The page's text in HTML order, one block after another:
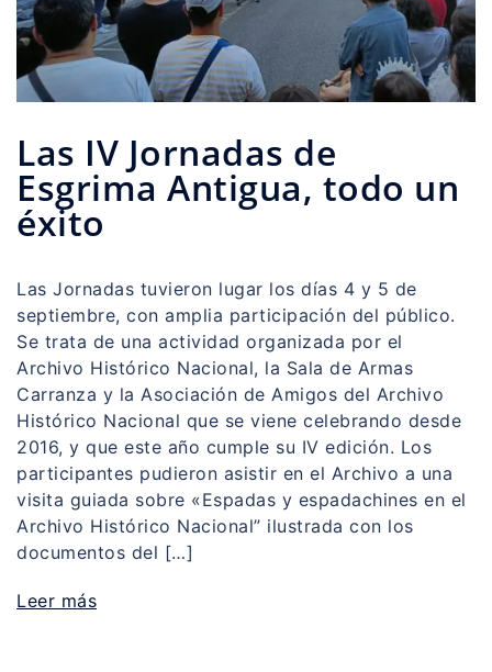
Las IV Jornadas de
Esgrima Antigua, todo un
éxito
Las Jornadas tuvieron lugar los días 4 y 5 de
septiembre, con amplia participación del público.
Se trata de una actividad organizada por el
Archivo Histórico Nacional, la Sala de Armas
Carranza y la Asociación de Amigos del Archivo
Histórico Nacional que se viene celebrando desde
2016, y que este año cumple su IV edición. Los
participantes pudieron asistir en el Archivo a una
visita guiada sobre «Espadas y espadachines en el
Archivo Histórico Nacional” ilustrada con los
documentos del […]
Leer más